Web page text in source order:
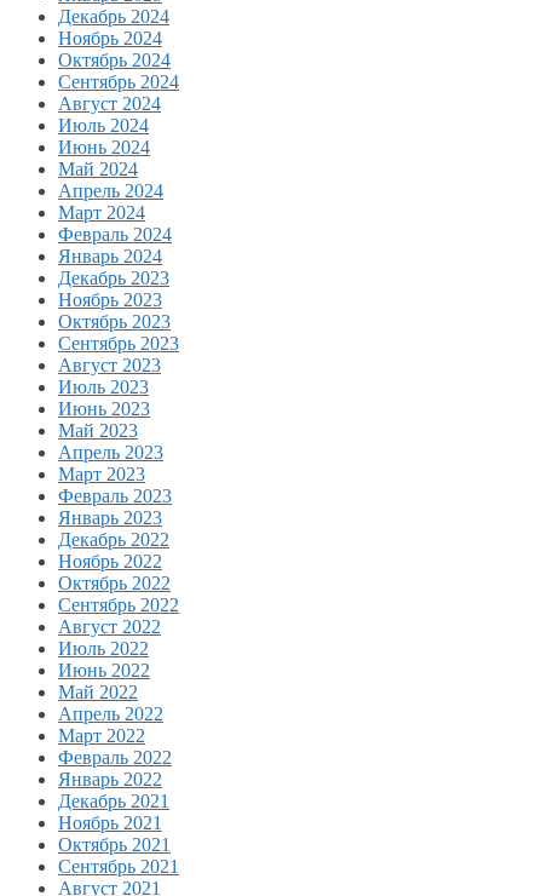
Декабрь 2024
Ноябрь 2024
Октябрь 2024
Сентябрь 2024
Август 2024
Июль 2024
Июнь 2024
Май 2024
Апрель 2024
Март 2024
Февраль 2024
Январь 2024
Декабрь 2023
Ноябрь 2023
Октябрь 2023
Сентябрь 2023
Август 2023
Июль 2023
Июнь 2023
Май 2023
Апрель 2023
Март 2023
Февраль 2023
Январь 2023
Декабрь 2022
Ноябрь 2022
Октябрь 2022
Сентябрь 2022
Август 2022
Июль 2022
Июнь 2022
Май 2022
Апрель 2022
Март 2022
Февраль 2022
Январь 2022
Декабрь 2021
Ноябрь 2021
Октябрь 2021
Сентябрь 2021
Август 2021